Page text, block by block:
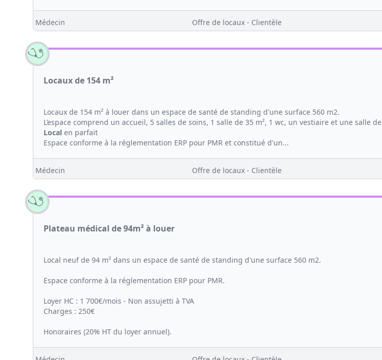
Médecin Offre de locaux - Clientèle
Locaux de 154 m²
Locaux de 154 m² à louer dans un espace de santé de standing d'une surface 560 m2.
L’espace comprend un accueil, 5 salles de soins, 1 salle de 35 m², 1 wc, un vestiaire et une salle de
Local en parfait
Espace conforme à la réglementation ERP pour PMR et constitué d'un...
Médecin Offre de locaux - Clientèle
Plateau médical de 94m² à louer
Local neuf de 94 m² dans un espace de santé de standing d'une surface 560 m2.
Espace conforme à la réglementation ERP pour PMR.
Loyer HC : 1 700€/mois - Non assujetti à TVA
Charges : 250€
Honoraires (20% HT du loyer annuel).